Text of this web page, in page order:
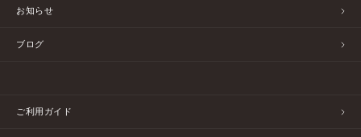
お知らせ
ブログ
ご利用ガイド